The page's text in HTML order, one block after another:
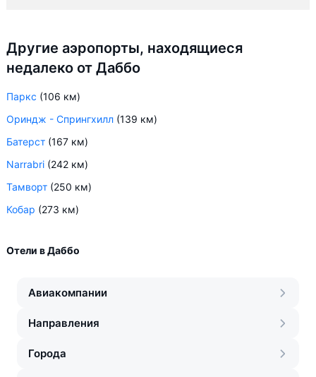
Другие аэропорты, находящиеся
недалеко от Даббо
Паркс (106 км)
Ориндж - Спрингхилл (139 км)
Батерст (167 км)
Narrabri (242 км)
Тамворт (250 км)
Кобар (273 км)
Отели в Даббо
Авиакомпании
Направления
Города